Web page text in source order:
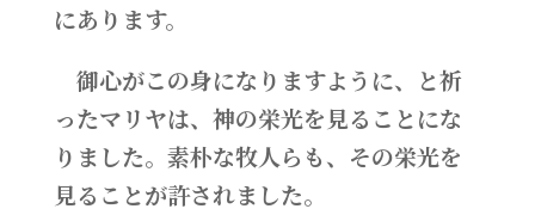
にあります。
御心がこの身になりますように、と祈
ったマリヤは、神の栄光を見ることにな
りました。素朴な牧人らも、その栄光を
見ることが許されました。